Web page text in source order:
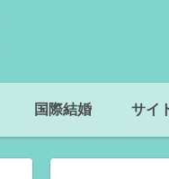
国際結婚 サイ